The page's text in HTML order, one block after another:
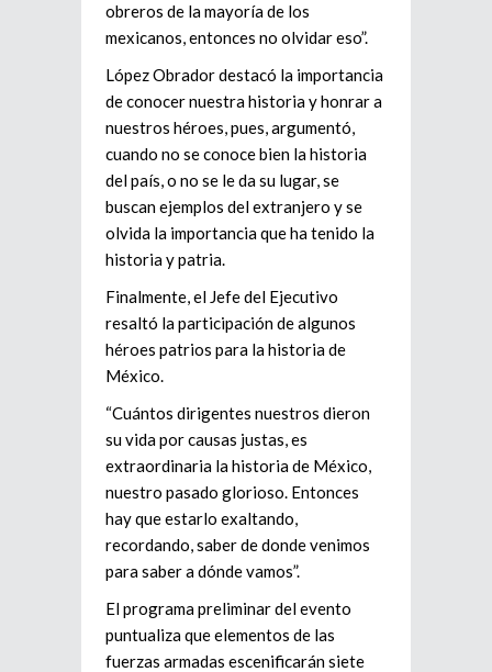
obreros de la mayoría de los
mexicanos, entonces no olvidar eso”.
López Obrador destacó la importancia
de conocer nuestra historia y honrar a
nuestros héroes, pues, argumentó,
cuando no se conoce bien la historia
del país, o no se le da su lugar, se
buscan ejemplos del extranjero y se
olvida la importancia que ha tenido la
historia y patria.
Finalmente, el Jefe del Ejecutivo
resaltó la participación de algunos
héroes patrios para la historia de
México.
“Cuántos dirigentes nuestros dieron
su vida por causas justas, es
extraordinaria la historia de México,
nuestro pasado glorioso. Entonces
hay que estarlo exaltando,
recordando, saber de donde venimos
para saber a dónde vamos”.
El programa preliminar del evento
puntualiza que elementos de las
fuerzas armadas escenificarán siete